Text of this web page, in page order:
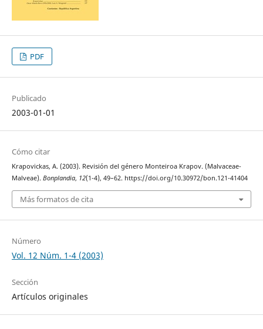
PDF
Publicado
2003-01-01
Cómo citar
Krapovickas, A. (2003). Revisión del género Monteiroa Krapov. (Malvaceae-
Malveae). Bonplandia, 12(1-4), 49–62. https://doi.org/10.30972/bon.121-41404
Más formatos de cita
Número
Vol. 12 Núm. 1-4 (2003)
Sección
Artículos originales